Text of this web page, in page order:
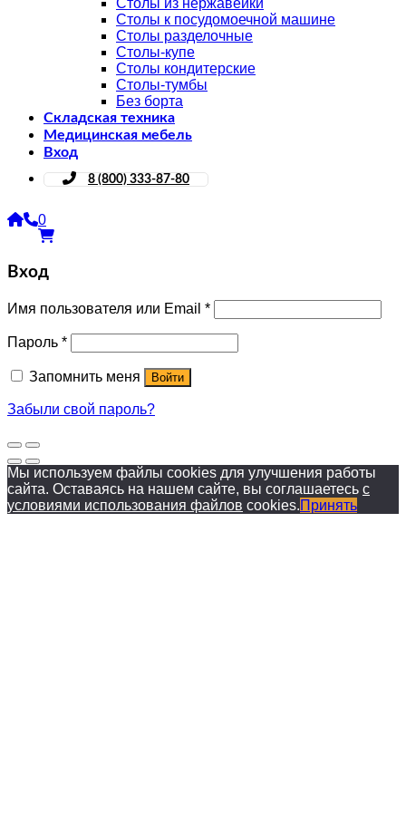
Столы из нержавейки
Столы к посудомоечной машине
Столы разделочные
Столы-купе
Столы кондитерские
Столы-тумбы
Без борта
Складская техника
Медицинская мебель
Вход
8 (800) 333-87-80
0
Вход
Имя пользователя или Email *
Пароль *
Запомнить меня Войти
Забыли свой пароль?
Мы используем файлы cookies для улучшения работы
сайта. Оставаясь на нашем сайте, вы соглашаетесь с
условиями использования файлов cookies.Принять